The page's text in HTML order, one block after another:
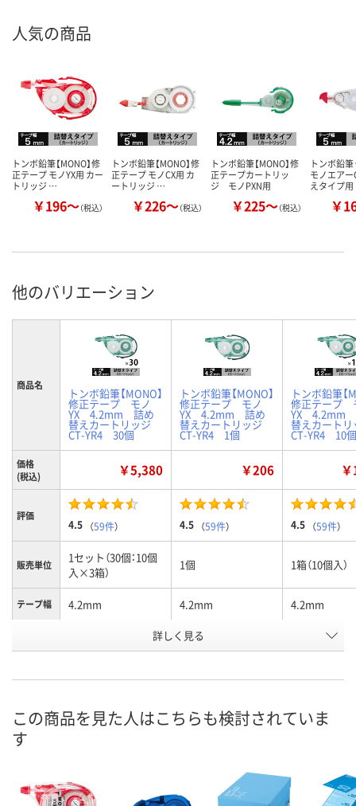
人気の商品
トンボ鉛筆【MONO】修
正テープ モノYX用 カー
トリッジ …
￥196～（税込）
トンボ鉛筆【MONO】修
正テープ モノCX用 カ
ートリッジ …
￥226～（税込）
トンボ鉛筆【MONO】修
正テープカートリッ
ジ モノPXN用
￥225～（税込）
トンボ鉛
モノエアー
えタイプ
￥
他のバリエーション
商品名
トンボ鉛筆【MONO】
修正テープ モノ
YX 4.2mm 詰め
替えカートリッジ
CT-YR4 30個
トンボ鉛筆【MONO】
修正テープ モノ
YX 4.2mm 詰め
替えカートリッジ
CT-YR4 1個
トンボ鉛筆【
修正テープ
YX 4.2mm
替えカート
CT-YR4 10個
価格
(税込)
￥5,380 ￥206
評価
4.5 （59件） 4.5 （59件） 4.5 （59件）
販売単位
1セット（30個：10個
入×3箱）
1個 1箱（10個入）
テープ幅 4.2mm 4.2mm 4.2mm
812131
8月10日（月）
カゴへ カ
詳しく見る
この商品を見た人はこちらも検討されていま
す